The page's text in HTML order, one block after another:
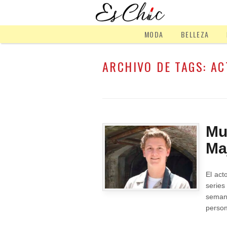
MODA BELLEZA
ARCHIVO DE TAGS:
El
series